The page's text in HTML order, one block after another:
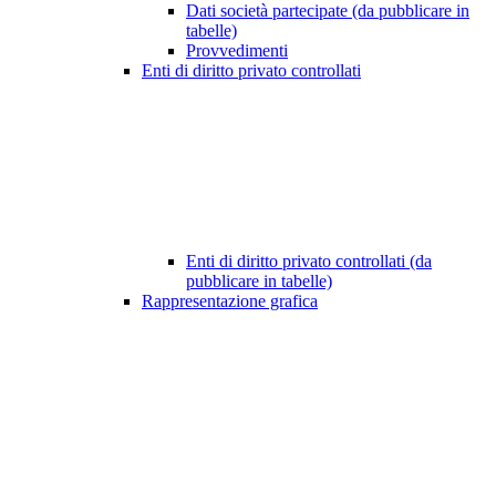
Dati società partecipate (da pubblicare in
tabelle)
Provvedimenti
Enti di diritto privato controllati
Enti di diritto privato controllati (da
pubblicare in tabelle)
Rappresentazione grafica